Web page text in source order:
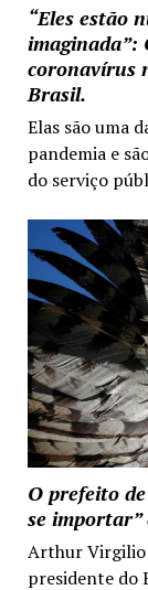
“Eles estão
imaginada”:
coronavírus
Brasil.
Elas são uma
pandemia e
do serviço
O prefeito
se importar”
Arthur Virgilio
presidente do